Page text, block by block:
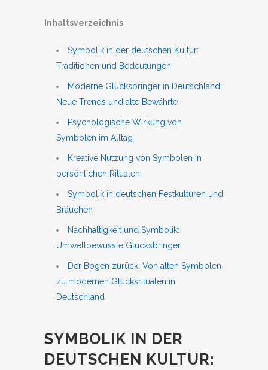
Inhaltsverzeichnis
Symbolik in der deutschen Kultur:
Traditionen und Bedeutungen
Moderne Glücksbringer in Deutschland:
Neue Trends und alte Bewährte
Psychologische Wirkung von
Symbolen im Alltag
Kreative Nutzung von Symbolen in
persönlichen Ritualen
Symbolik in deutschen Festkulturen und
Bräuchen
Nachhaltigkeit und Symbolik:
Umweltbewusste Glücksbringer
Der Bogen zurück: Von alten Symbolen
zu modernen Glücksritualen in
Deutschland
SYMBOLIK IN DER
DEUTSCHEN KULTUR: